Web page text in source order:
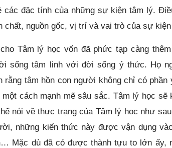
đặc tính của những sự kiện tâm lý.
chất, nguồn gốc, vị trí và vai trò của sự
Tâm lý học vốn đã phức tạp càng
sống tâm linh với đời sống ý thức. Họ
tâm hồn con người không chỉ có
cách mạnh mẽ sâu sắc. Tâm lý học sẽ
nói về thực trạng của Tâm lý học như
những kiến thức này được vận dụng
Mặc dù đã có được thành tựu to lớn ấy,